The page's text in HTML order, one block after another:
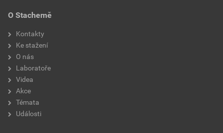
O Stachemě
Kontakty
Ke stažení
O nás
Laboratoře
Videa
Akce
Témata
Události